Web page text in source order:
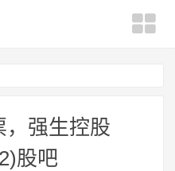
，强生控股
股吧